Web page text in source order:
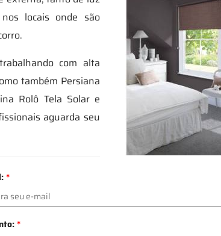
locais onde são
com alta
também Persiana
Rolô Tela Solar e
aguarda seu
*
*